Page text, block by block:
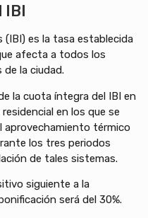
IBI
(IBI) es la tasa establecida
afecta a todos los
la ciudad.
la cuota íntegra del IBI en
en los que se
aprovechamiento térmico
los tres periodos
de tales sistemas.
siguiente a la
será del 30%.